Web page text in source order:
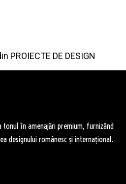
PROIECTE DE DESIGN
tonul în amenajări premium, furnizând
designului românesc și internațional.